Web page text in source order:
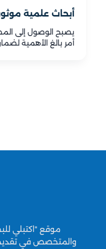
أبحاث علمية
يصبح الوصول إلى
أمر بالغ الأهمية
موقع "اكتبلي
والمتخصص في تقديم